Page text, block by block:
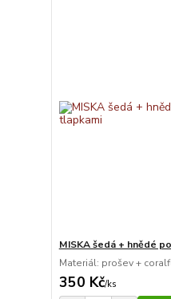
MISKA šedá + hnědé
Materiál: prošev +
350 Kč/ks